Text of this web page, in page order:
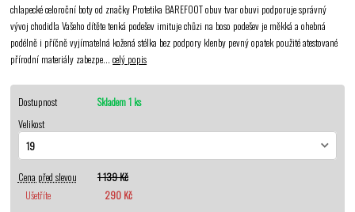
chlapecké celoroční boty od značky Protetika BAREFOOT obuv tvar obuvi podporuje správný
vývoj chodidla Vašeho dítěte tenká podešev imituje chůzi na boso podešev je měkká a ohebná
podélně i příčně vyjímatelná kožená stélka bez podpory klenby pevný opatek použité atestované
přírodní materiály zabezpe...celý popis
Dostupnost
Skladem 1 ks
Velikost
Cena před slevou
1 139 Kč
Ušetříte
290 Kč